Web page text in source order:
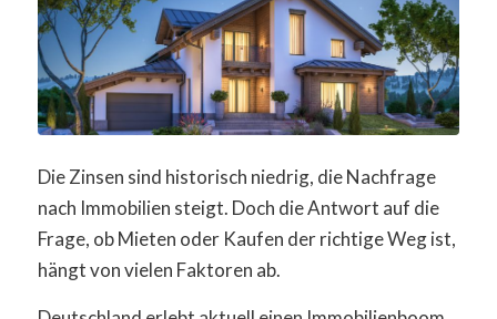
Die Zinsen sind historisch niedrig, die Nachfrage
nach Immobilien steigt. Doch die Antwort auf die
Frage, ob Mieten oder Kaufen der richtige Weg ist,
hängt von vielen Faktoren ab.